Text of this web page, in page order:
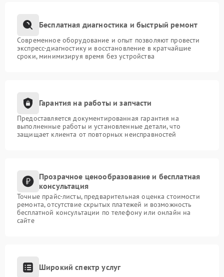
Бесплатная диагностика и быстрый ремонт
Современное оборудование и опыт позволяют провести
экспресс-диагностику и восстановление в кратчайшие
сроки, минимизируя время без устройства
Гарантия на работы и запчасти
Предоставляется документированная гарантия на
выполненные работы и установленные детали, что
защищает клиента от повторных неисправностей
Прозрачное ценообразование и бесплатная
консультация
Точные прайс-листы, предварительная оценка стоимости
ремонта, отсутствие скрытых платежей и возможность
бесплатной консультации по телефону или онлайн на
сайте
Широкий спектр услуг